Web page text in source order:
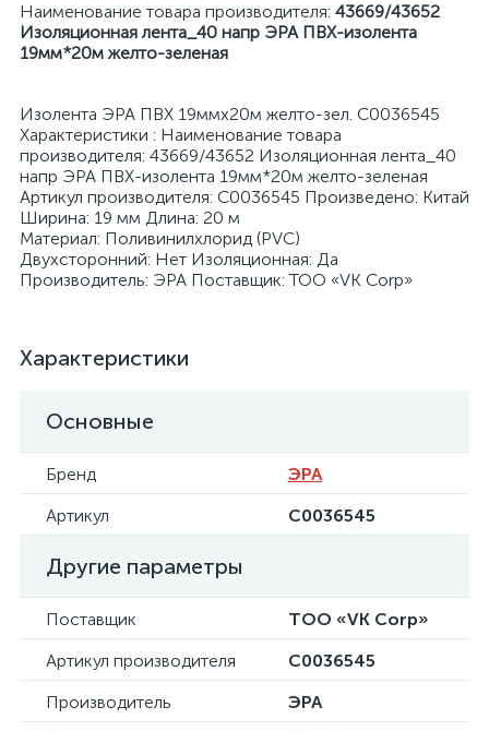
Наименование товара производителя: 43669/43652
Изоляционная лента_40 напр ЭРА ПВХ-изолента
19мм*20м желто-зеленая
Изолента ЭРА ПВХ 19ммх20м желто-зел. C0036545
Характеристики : Наименование товара
производителя: 43669/43652 Изоляционная лента_40
напр ЭРА ПВХ-изолента 19мм*20м желто-зеленая
Артикул производителя: C0036545 Произведено: Китай
Ширина: 19 мм Длина: 20 м
Материал: Поливинилхлорид (PVC)
Двухсторонний: Нет Изоляционная: Да
Производитель: ЭРА Поставщик: ТОО «VK Corp»
Характеристики
Основные
Бренд
ЭРА
Артикул
C0036545
Другие параметры
Поставщик
ТОО «VK Corp»
Артикул производителя
C0036545
Производитель
ЭРА